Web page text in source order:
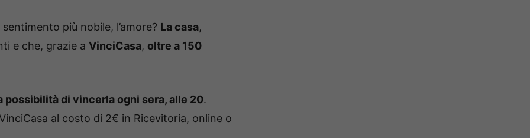
più nobile, l’amore? La casa,
e che, grazie a VinciCasa, oltre a 150
possibilità di vincerla ogni sera, alle 20.
al costo di 2€ in Ricevitoria, online o